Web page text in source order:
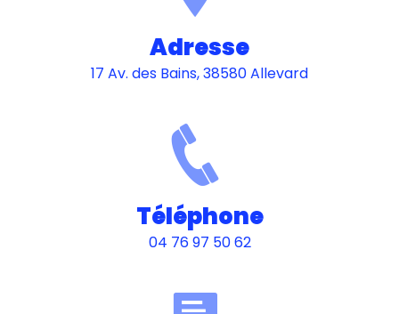
Adresse
17 Av. des Bains, 38580 Allevard
Téléphone
04 76 97 50 62